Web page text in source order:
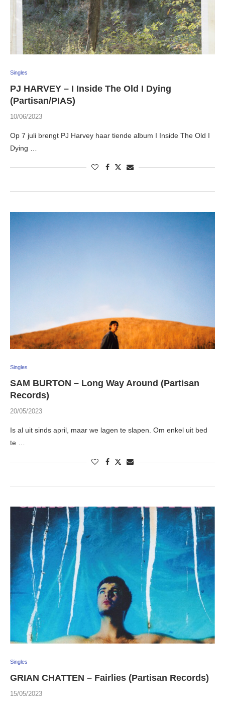
Singles
PJ HARVEY – I Inside The Old I Dying
(Partisan/PIAS)
10/06/2023
Op 7 juli brengt PJ Harvey haar tiende album I Inside The Old I
Dying …
Singles
SAM BURTON – Long Way Around (Partisan
Records)
20/05/2023
Is al uit sinds april, maar we lagen te slapen. Om enkel uit bed
te …
Singles
GRIAN CHATTEN – Fairlies (Partisan Records)
15/05/2023